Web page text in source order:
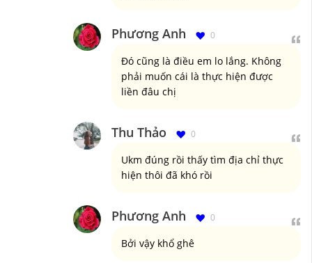
Phương Anh 0
Đó cũng là điều em lo lắng. Không
phải muốn cái là thực hiện được
liền đâu chị
Thu Thảo 0
Ukm đúng rồi thấy tìm địa chỉ thực
hiện thôi đã khó rồi
Phương Anh 0
Bởi vậy khổ ghê